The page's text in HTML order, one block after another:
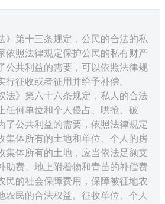
》第十三条规定，公民的合法的私
依照法律规定保护公民的私有财产
公共利益的需要，可以依照法律规
征收或者征用并给予补偿。
法》第六十六条规定，私人的合法
任何单位和个人侵占、哄抢、破
了公共利益的需要，依照法律规定
集体所有的土地和单位、个人的房
集体所有的土地，应当依法足额支
助费、地上附着物和青苗的补偿费
民的社会保障费用，保障被征地农
农民的合法权益。征收单位、个人